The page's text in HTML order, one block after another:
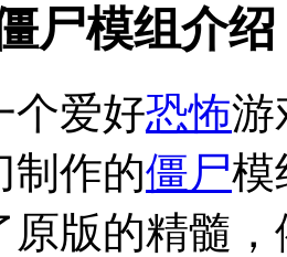
尸模组介绍
个爱好恐怖游
制作的僵尸模
原版的精髓